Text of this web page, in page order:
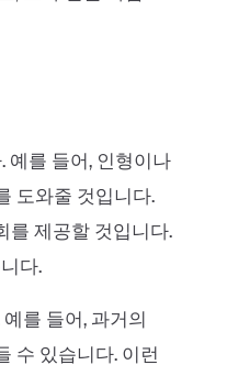
예를 들어, 인형이나
도와줄 것입니다.
를 제공할 것입니다.
다.
를 들어, 과거의
수 있습니다. 이런